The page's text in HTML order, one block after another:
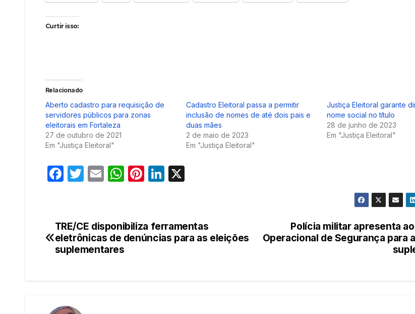
Curtir isso:
Relacionado
Aberto cadastro para requisição de
servidores públicos para zonas
eleitorais em Fortaleza
27 de outubro de 2021
Em "Justiça Eleitoral"
Cadastro Eleitoral passa a permitir
inclusão de nomes de até dois pais e
duas mães
2 de maio de 2023
Em "Justiça Eleitoral"
Justiça Eleitoral garante
nome social no título
28 de junho de 2023
Em "Justiça Eleitoral"
F
e
b
o
T
er
E
W
s
A
Pi
e
st
Li
e
dI
Navegação
de
Polícia militar apresenta ao
Operacional de Segurança para
TRE/CE disponibiliza ferramentas
eletrônicas de denúncias para as eleições
suplementares